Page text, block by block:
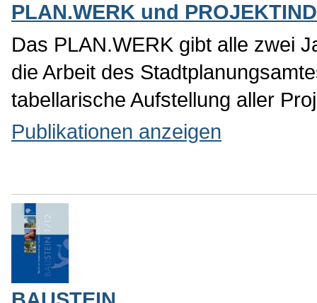
PLAN.WERK und
Das PLAN.WERK gibt alle zwei
Publikationen anzeigen